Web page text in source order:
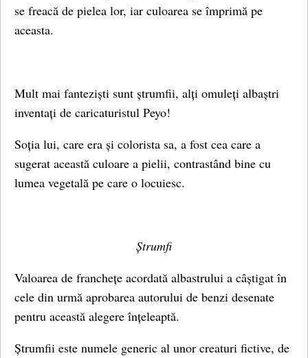
se freacă de pielea lor, iar culoarea se împrimă pe
aceasta.
Mult mai fanteziști sunt ștrumfii, alți omuleți albaștri
inventați de caricaturistul Peyo!
Soția lui, care era și colorista sa, a fost cea care a
sugerat această culoare a pielii, contrastând bine cu
lumea vegetală pe care o locuiesc.
Ștrumfi
Valoarea de franchețe acordată albastrului a câștigat în
cele din urmă aprobarea autorului de benzi desenate
pentru această alegere înțeleaptă.
Ștrumfii este numele generic al unor creaturi fictive, de